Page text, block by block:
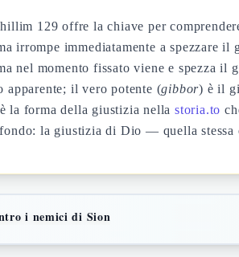
129 offre la chiave per
irrompe immediatamente a spezzare
nel momento fissato viene e spezza il
apparente; il vero potente (gibbor) è il
la forma della giustizia nella storia.to
la giustizia di Dio — quella
i nemici di Sion